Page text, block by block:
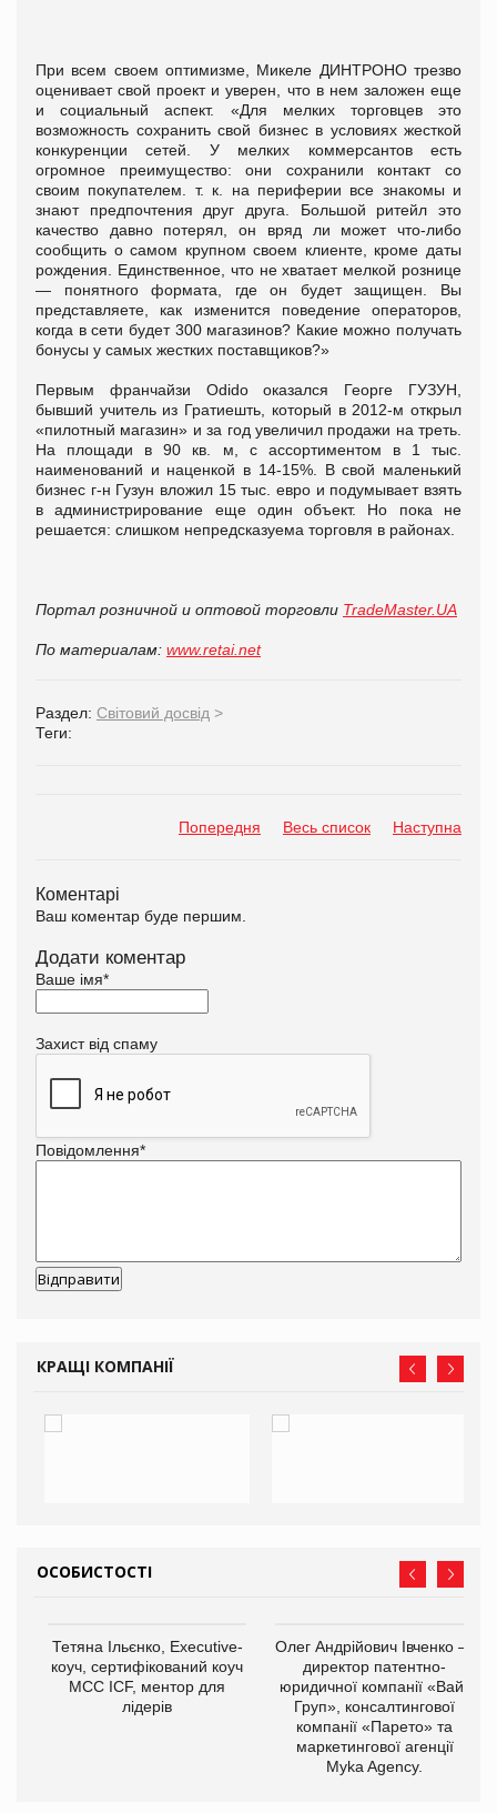
При всем своем оптимизме, Микеле ДИНТРОНО трезво
оценивает свой проект и уверен, что в нем заложен еще
и социальный аспект. «Для мелких торговцев это
возможность сохранить свой бизнес в условиях жесткой
конкуренции сетей. У мелких коммерсантов есть
огромное преимущество: они сохранили контакт со
своим покупателем. т. к. на периферии все знакомы и
знают предпочтения друг друга. Большой ритейл это
качество давно потерял, он вряд ли может что-либо
сообщить о самом крупном своем клиенте, кроме даты
рождения. Единственное, что не хватает мелкой рознице
— понятного формата, где он будет защищен. Вы
представляете, как изменится поведение операторов,
когда в сети будет 300 магазинов? Какие можно получать
бонусы у самых жестких поставщиков?»
Первым франчайзи Odido оказался Георге ГУЗУН,
бывший учитель из Гратиешть, который в 2012-м открыл
«пилотный магазин» и за год увеличил продажи на треть.
На площади в 90 кв. м, с ассортиментом в 1 тыс.
наименований и наценкой в 14-15%. В свой маленький
бизнес г-н Гузун вложил 15 тыс. евро и подумывает взять
в администрирование еще один объект. Но пока не
решается: слишком непредсказуема торговля в районах.
Портал розничной и оптовой торговли TradeMaster.UA
По материалам: www.retai.net
Раздел: Світовий досвід >
Теги:
Попередня Весь список Наступна
Коментарі
Ваш коментар буде першим.
Додати коментар
Ваше імя*
Захист від спаму
Повідомлення*
КРАЩІ КОМПАНІЇ
ОСОБИСТОСТІ
Тетяна Ільєнко, Executive-
коуч, сертифікований коуч
МСС ICF, ментор для
лідерів
Олег Андрійович Івченко —
директор патентно-
юридичної компанії «Вайз
Груп», консалтингової
компанії «Парето» та
маркетингової агенції
Myka Agency.